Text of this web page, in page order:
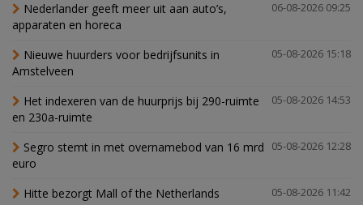
06-08-2026 09:25
Nederlander geeft meer uit aan auto’s,
apparaten en horeca
05-08-2026 15:18
Nieuwe huurders voor bedrijfsunits in
Amstelveen
05-08-2026 14:53
Het indexeren van de huurprijs bij 290-ruimte
en 230a-ruimte
05-08-2026 12:28
Segro stemt in met overnamebod van 16 mrd
euro
05-08-2026 11:42
Hitte bezorgt Mall of the Netherlands